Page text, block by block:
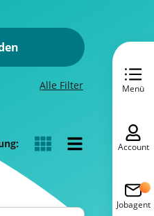
Alle Filter Menü
Account
Jobagent